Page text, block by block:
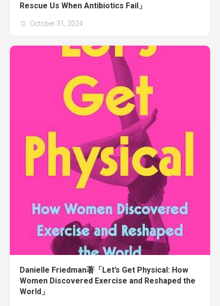
Rescue Us When Antibiotics Fail」
October 31, 2024
Danielle Friedman著「Let’s Get Physical: How
Women Discovered Exercise and Reshaped the
World」